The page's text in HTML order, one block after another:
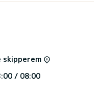
se sprchou
s výztuhami a svinutou
dotazy zpracovává
skipperem
/ 08:00